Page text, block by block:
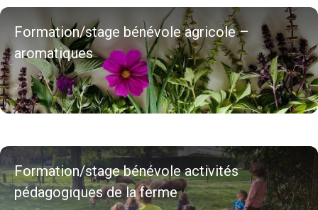
Formation/stage bénévole agricole –
aromatiques
Formation/stage bénévole activités
pédagogiques de la ferme